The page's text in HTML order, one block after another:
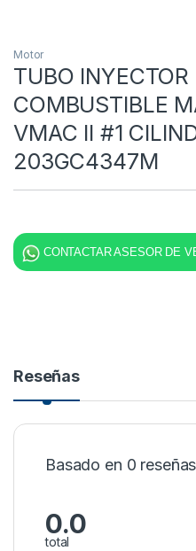
Motor
TUBO
COMBUSTIBLE
VMAC II #1
203GC4347M
CONTACTAR ASESOR DE
Reseñas
Basado en 0 reseñas
0.0
total